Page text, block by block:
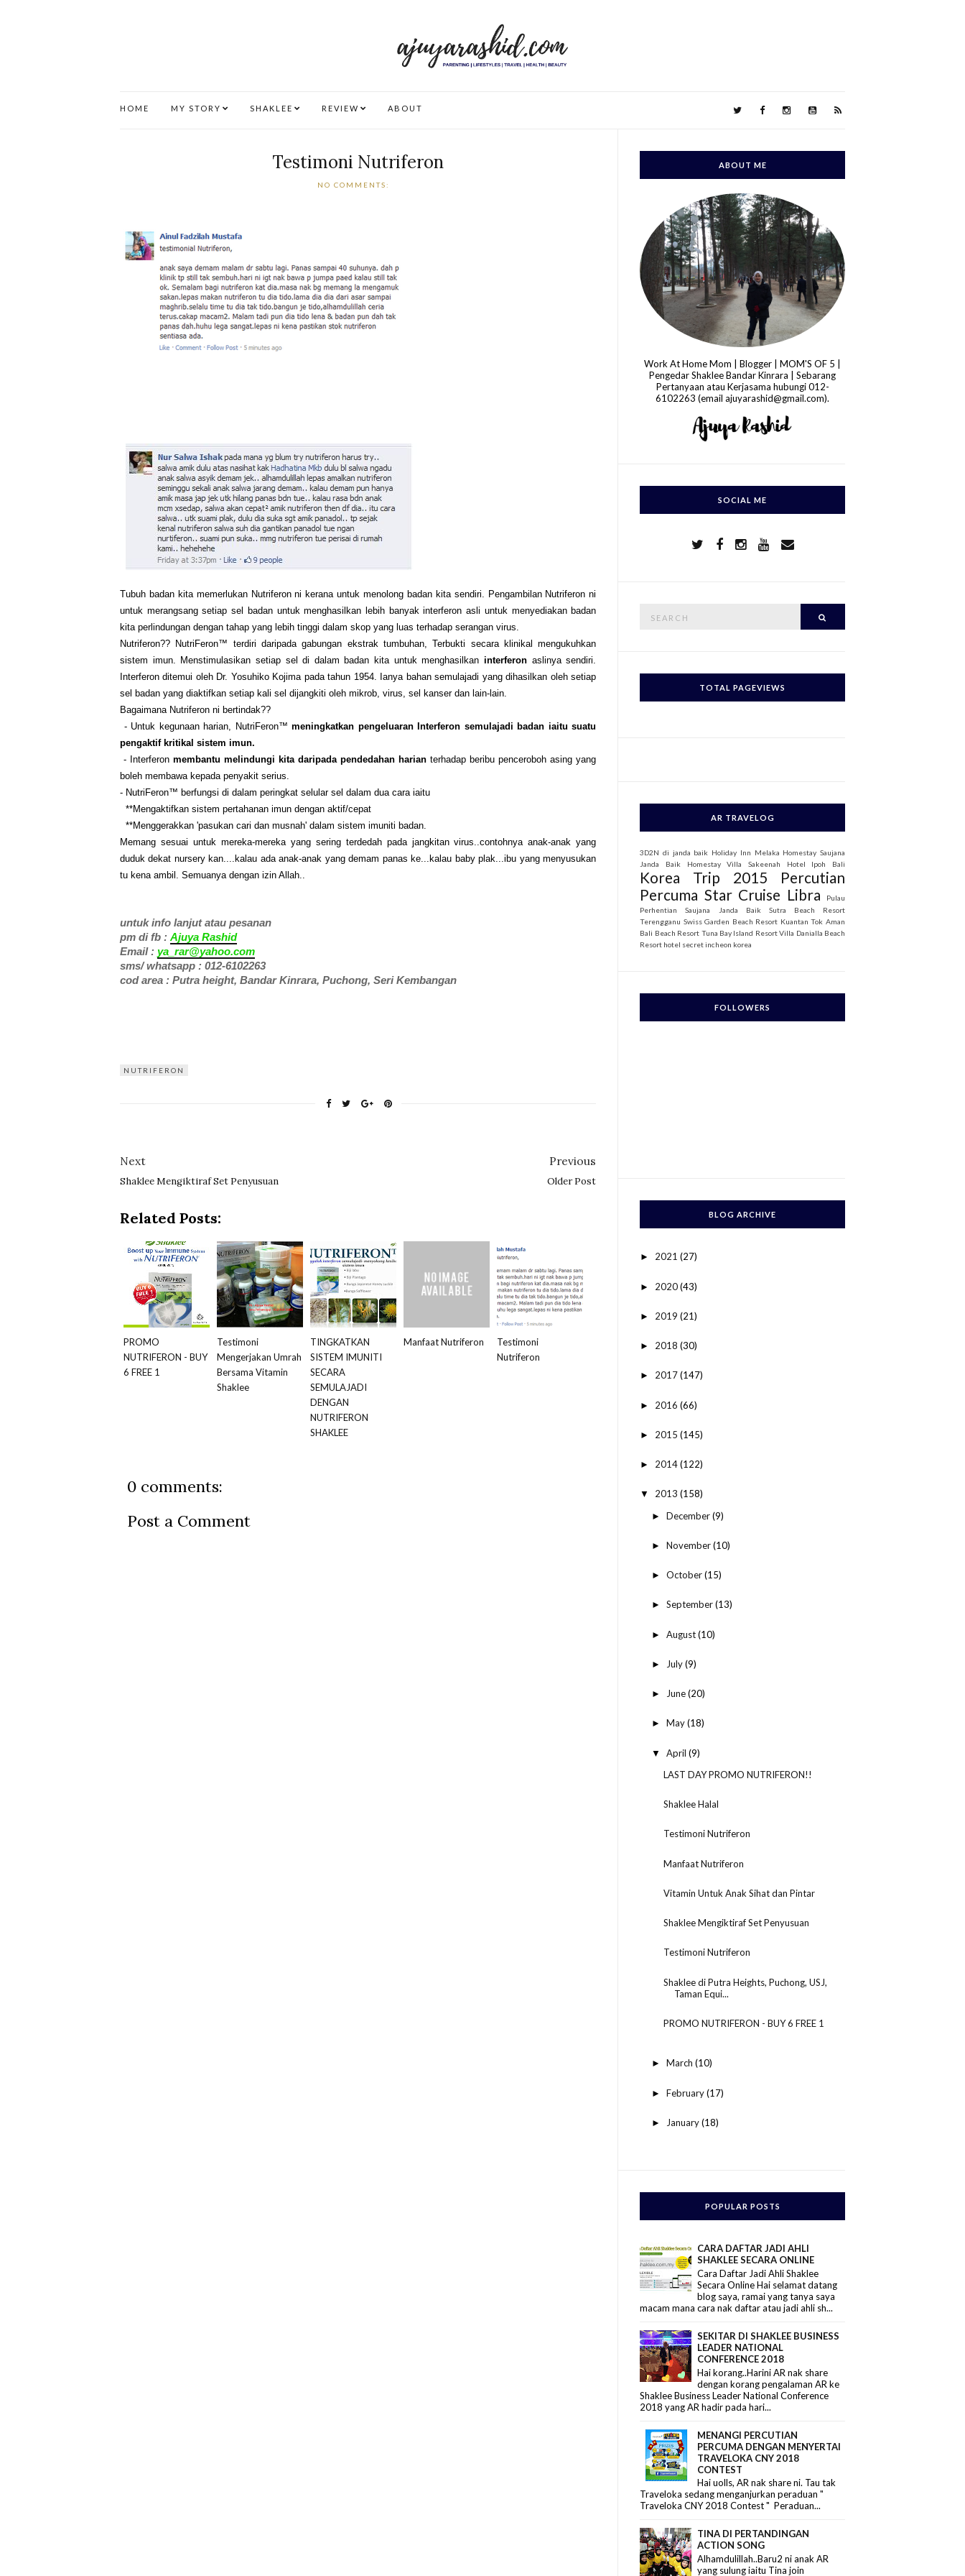
HOME MY STORY SHAKLEE REVIEW ABOUT
Testimoni Nutriferon
NO COMMENTS:
Tubuh badan kita memerlukan Nutriferon ni kerana untuk menolong badan kita sendiri. Pengambilan Nutriferon ni
untuk merangsang setiap sel badan untuk menghasilkan lebih banyak interferon asli untuk menyediakan badan
kita perlindungan dengan tahap yang lebih tinggi dalam skop yang luas terhadap serangan virus.
Nutriferon?? NutriFeron™ terdiri daripada gabungan ekstrak tumbuhan, Terbukti secara klinikal mengukuhkan
sistem imun. Menstimulasikan setiap sel di dalam badan kita untuk menghasilkaninterferon aslinya sendiri.
Interferon ditemui oleh Dr. Yosuhiko Kojima pada tahun 1954. Ianya bahan semulajadi yang dihasilkan oleh setiap
sel badan yang diaktifkan setiap kali sel dijangkiti oleh mikrob, virus, sel kanser dan lain-lain.
Bagaimana Nutriferon ni bertindak??
- Untuk kegunaan harian, NutriFeron™ meningkatkan pengeluaran Interferon semulajadi badan iaitu suatu
pengaktif kritikal sistem imun.
- Interferonmembantu melindungi kita daripada pendedahan harian terhadap beribu penceroboh asing yang
boleh membawa kepada penyakit serius.
- NutriFeron™ berfungsi di dalam peringkat selular sel dalam dua cara iaitu
**Mengaktifkan sistem pertahanan imun dengan aktif/cepat
**Menggerakkan 'pasukan cari dan musnah' dalam sistem imuniti badan.
Memang sesuai untuk mereka-mereka yang sering terdedah pada jangkitan virus..contohnya anak-anak yang
duduk dekat nursery kan....kalau ada anak-anak yang demam panas ke...kalau baby plak...ibu yang menyusukan
tu kena ambil. Semuanya dengan izin Allah..
untuk info lanjut atau pesanan
pm di fb : Ajuya Rashid
Email : ya_rar@yahoo.com
sms/ whatsapp : 012-6102263
cod area : Putra height, Bandar Kinrara, Puchong, Seri Kembangan
NUTRIFERON
Next
Shaklee Mengiktiraf Set Penyusuan
Previous
Older Post
Related Posts:
PROMO
NUTRIFERON - BUY
6 FREE 1
Testimoni
Mengerjakan Umrah
Bersama Vitamin
Shaklee
TINGKATKAN
SISTEM IMUNITI
SECARA
SEMULAJADI
DENGAN
NUTRIFERON
SHAKLEE
Manfaat Nutriferon
Testimoni
Nutriferon
0 comments:
Post a Comment
ABOUT ME
Work At Home Mom | Blogger | MOM'S OF 5 |
Pengedar Shaklee Bandar Kinrara | Sebarang
Pertanyaan atau Kerjasama hubungi 012-
6102263 (email ajuyarashid@gmail.com).
SOCIAL ME
r
TOTAL PAGEVIEWS
AR TRAVELOG
3D2N di janda baik Holiday Inn Melaka Homestay Saujana
Janda Baik
Homestay Villa Sakeenah Hotel Ipoh Bali
Korea Trip 2015
Percutian
Percuma Star Cruise Libra
Pulau
Perhentian
Saujana Janda Baik
Sutra Beach Resort
Terengganu Swiss Garden Beach Resort Kuantan Tok Aman
Bali Beach Resort Tuna Bay Island Resort Villa Danialla Beach
Resort hotel secret incheon korea
FOLLOWERS
BLOG ARCHIVE
► 2021(27)
► 2020(43)
► 2019(21)
► 2018(30)
► 2017(147)
► 2016(66)
► 2015(145)
► 2014(122)
▼ 2013(158)
► December(9)
► November(10)
► October(15)
► September(13)
► August(10)
► July(9)
► June(20)
► May(18)
▼ April (9)
LAST DAY PROMO NUTRIFERON!!
Shaklee Halal
Testimoni Nutriferon
Manfaat Nutriferon
Vitamin Untuk Anak Sihat dan Pintar
Shaklee Mengiktiraf Set Penyusuan
Testimoni Nutriferon
Shaklee di Putra Heights, Puchong, USJ,
Taman Equi...
PROMO NUTRIFERON - BUY 6 FREE 1
► March (10)
► February(17)
► January(18)
POPULAR POSTS
CARA DAFTAR JADI AHLI
SHAKLEE SECARA ONLINE
Cara Daftar Jadi Ahli Shaklee
Secara Online Hai selamat datang
blog saya, ramai yang tanya saya
macam mana cara nak daftar atau jadi ahli sh...
SEKITAR DI SHAKLEE BUSINESS
LEADER NATIONAL
CONFERENCE 2018
Hai korang..Harini AR nak share
dengan korang pengalaman AR ke
Shaklee Business Leader National Conference
2018 yang AR hadir pada hari...
MENANGI PERCUTIAN
PERCUMA DENGAN MENYERTAI
TRAVELOKA CNY 2018
CONTEST
Hai uolls, AR nak share ni. Tau tak
Traveloka sedang menganjurkan peraduan "
Traveloka CNY 2018 Contest " Peraduan...
TINA DI PERTANDINGAN
ACTION SONG
Alhamdulillah..Baru2 ni anak AR
yang sulung iaitu Tina join